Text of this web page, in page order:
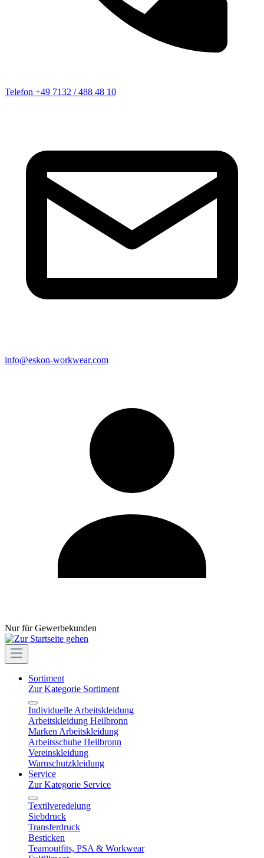
Telefon +49 7132 / 488 48 10
info@eskon-workwear.com
Nur für Gewerbekunden
Sortiment
Zur Kategorie Sortiment
Individuelle Arbeitskleidung
Arbeitskleidung Heilbronn
Marken Arbeitskleidung
Arbeitsschuhe Heilbronn
Vereinskleidung
Warnschutzkleidung
Service
Zur Kategorie Service
Textilveredelung
Siebdruck
Transferdruck
Besticken
Teamoutfits, PSA & Workwear